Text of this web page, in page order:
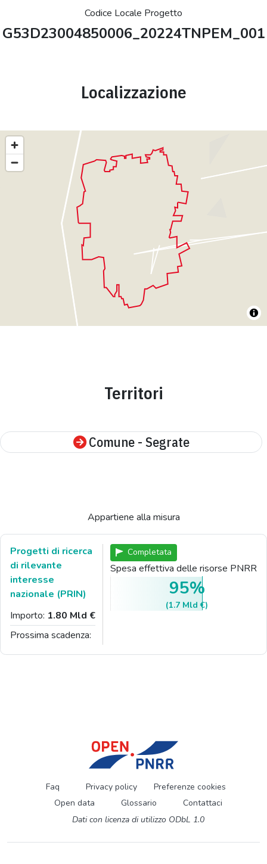
Codice Locale Progetto
G53D23004850006_20224TNPEM_001
Localizzazione
Territori
Comune - Segrate
Appartiene alla misura
Progetti di ricerca
di rilevante
interesse
nazionale (PRIN)
Importo: 1.80 Mld €
Prossima scadenza:
Completata
Spesa effettiva delle risorse PNRR
95%
(1.7 Mld €)
Faq Privacy policy
Preferenze cookies
Open data
Glossario
Contattaci
Dati con licenza di utilizzo ODbL 1.0